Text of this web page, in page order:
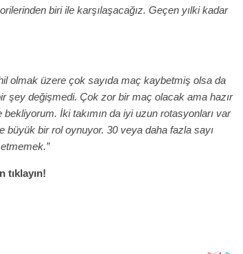
biri ile karşılaşacağız. Geçen yılki kadar
olmak üzere çok sayıda maç kaybetmiş olsa da
şey değişmedi. Çok zor bir maç olacak ama hazır
İki takımın da iyi uzun rotasyonları var
büyük bir rol oynuyor. 30 veya daha fazla sayı
tıklayın!